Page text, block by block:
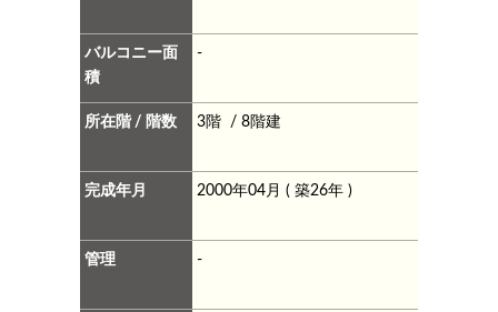
バルコニー面
積
-
所在階 / 階数 3階 / 8階建
完成年月 2000年04月 ( 築26年 )
管理 -